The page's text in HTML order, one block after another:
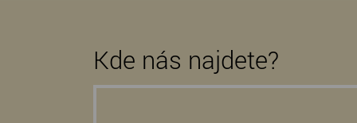
Kde nás najdete?